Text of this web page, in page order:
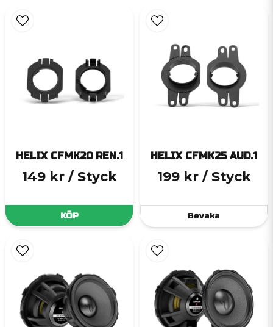
HELIX CFMK20 REN.1
149 kr / Styck
KÖP
HELIX CFMK25 AUD.1
199 kr / Styck
Bevaka